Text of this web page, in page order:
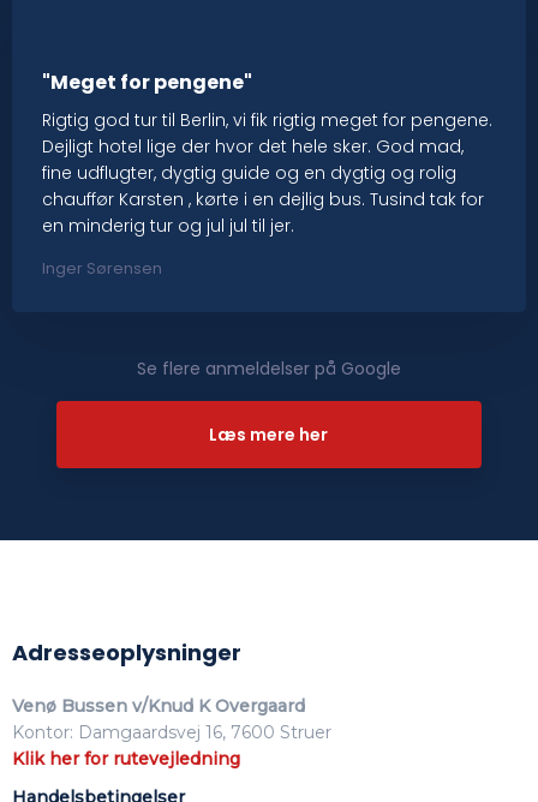
"Meget for pengene"
Rigtig god tur til Berlin, vi fik rigtig meget for pengene.
Dejligt hotel lige der hvor det hele sker. God mad,
fine udflugter, dygtig guide og en dygtig og rolig
chauffør Karsten , kørte i en dejlig bus. Tusind tak for
en minderig tur og jul jul til jer.
Inger Sørensen
Se flere anmeldelser på Google​
Læs mere her​
Adresseoplysninger
Venø Bussen v/Knud K Overgaard
Kontor: Damgaardsvej 16, 7600 Struer
Klik her for rutevejledning
Handelsbetingelser